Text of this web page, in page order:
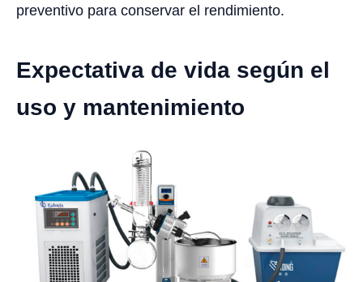
preventivo para conservar el rendimiento.
Expectativa de vida según el
uso y mantenimiento